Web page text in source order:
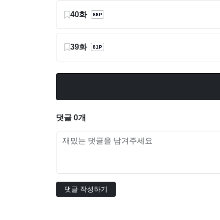
40화 86P
39화 81P
댓글 0개
댓글 작성하기